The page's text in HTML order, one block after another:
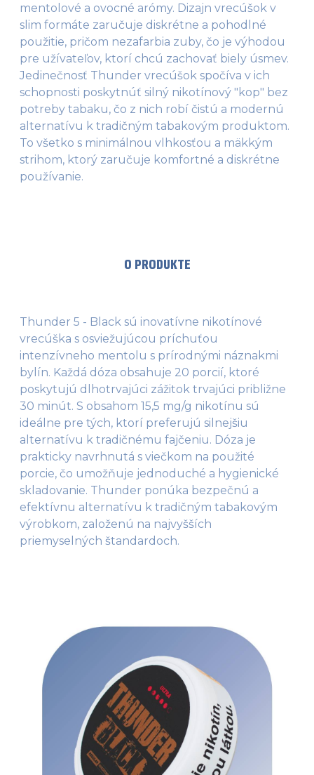
mentolové a ovocné arómy​. Dizajn vrecúšok v
slim formáte zaručuje diskrétne a pohodlné
použitie, pričom nezafarbia zuby, čo je výhodou
pre užívateľov, ktorí chcú zachovať biely úsmev​.
Jedinečnosť Thunder vrecúšok spočíva v ich
schopnosti poskytnúť silný nikotínový "kop" bez
potreby tabaku, čo z nich robí čistú a modernú
alternatívu k tradičným tabakovým produktom.
To všetko s minimálnou vlhkosťou a mäkkým
strihom, ktorý zaručuje komfortné a diskrétne
používanie​.
O PRODUKTE
Thunder 5 - Black sú inovatívne nikotínové
vrecúška s osviežujúcou príchuťou
intenzívneho mentolu s prírodnými náznakmi
bylín. Každá dóza obsahuje 20 porcií, ktoré
poskytujú dlhotrvajúci zážitok trvajúci približne
30 minút. S obsahom 15,5 mg/g nikotínu sú
ideálne pre tých, ktorí preferujú silnejšiu
alternatívu k tradičnému fajčeniu. Dóza je
prakticky navrhnutá s viečkom na použité
porcie, čo umožňuje jednoduché a hygienické
skladovanie. Thunder ponúka bezpečnú a
efektívnu alternatívu k tradičným tabakovým
výrobkom, založenú na najvyšších
priemyselných štandardoch.